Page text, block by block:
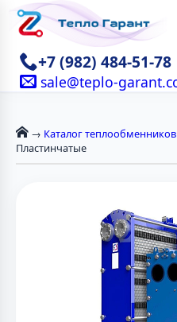
+7 (982) 484-51-78
sale@teplo-
→ Каталог теплообменников
Пластинчатые